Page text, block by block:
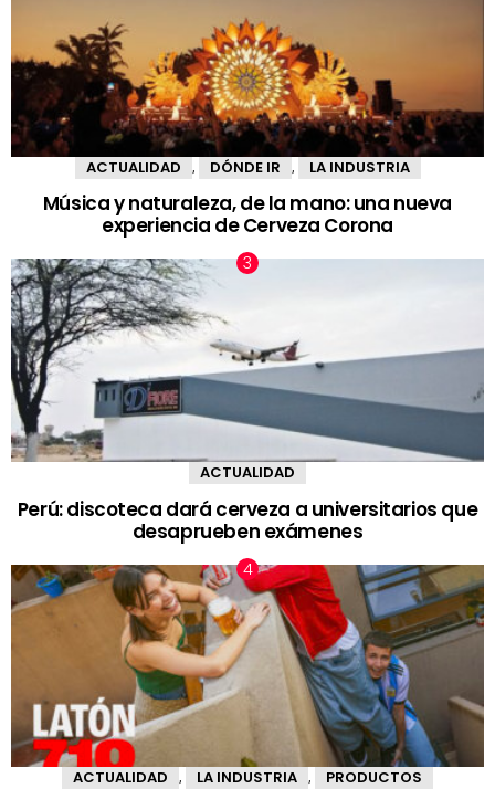
ACTUALIDAD , DÓNDE IR , LA INDUSTRIA
Música y naturaleza, de la mano: una nueva
experiencia de Cerveza Corona
ACTUALIDAD
Perú: discoteca dará cerveza a universitarios que
desaprueben exámenes
ACTUALIDAD , LA INDUSTRIA , PRODUCTOS